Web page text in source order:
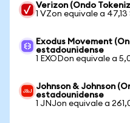
Verizon (Ondo
1 VZon equivale a 47,13
Exodus Movement
estadounidense
1 EXODon equivale a
Johnson & Johnson
estadounidense
1 JNJon equivale a